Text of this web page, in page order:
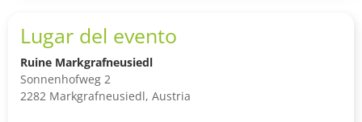
Lugar del evento
Ruine Markgrafneusiedl
Sonnenhofweg 2
2282 Markgrafneusiedl, Austria